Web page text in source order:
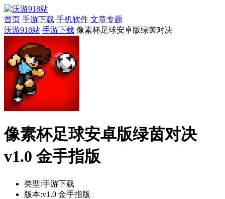
首页 手游下载 手机软件 文章专题
沃游918站 手游下载 像素杯足球安卓版绿茵对决
像素杯足球安卓版绿茵对决
v1.0 金手指版
类型:手游下载
版本:v1.0 金手指版